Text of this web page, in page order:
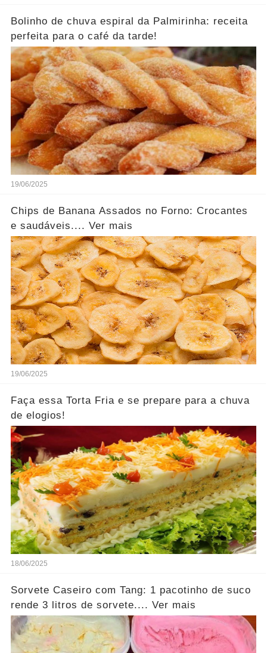
Bolinho de chuva espiral da Palmirinha: receita
perfeita para o café da tarde!
19/06/2025
Chips de Banana Assados no Forno: Crocantes
e saudáveis.... Ver mais
19/06/2025
Faça essa Torta Fria e se prepare para a chuva
de elogios!
18/06/2025
Sorvete Caseiro com Tang: 1 pacotinho de suco
rende 3 litros de sorvete.... Ver mais